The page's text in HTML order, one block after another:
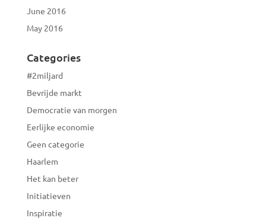
June 2016
May 2016
Categories
#2miljard
Bevrijde markt
Democratie van morgen
Eerlijke economie
Geen categorie
Haarlem
Het kan beter
Initiatieven
Inspiratie